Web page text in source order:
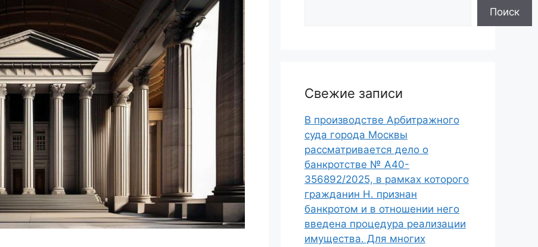
Поиск
Свежие записи
В производстве Арбитражного
суда города Москвы
рассматривается дело о
банкротстве № А40-
356892/2025, в рамках которого
гражданин Н. признан
банкротом и в отношении него
введена процедура реализации
имущества. Для многих